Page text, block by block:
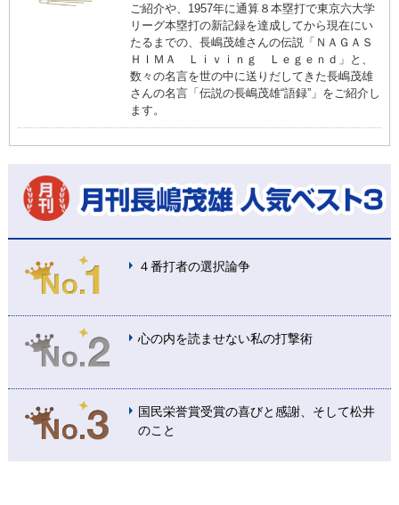
ご紹介や、1957年に通算８本塁打で東京六大学
リーグ本塁打の新記録を達成してから現在にい
たるまでの、長嶋茂雄さんの伝説「ＮＡＧＡＳ
ＨＩＭＡ Ｌｉｖｉｎｇ Ｌｅｇｅｎｄ」と、
数々の名言を世の中に送りだしてきた長嶋茂雄
さんの名言「伝説の長嶋茂雄“語録”」をご紹介し
ます。
４番打者の選択論争
心の内を読ませない私の打撃術
国民栄誉賞受賞の喜びと感謝、そして松井
のこと